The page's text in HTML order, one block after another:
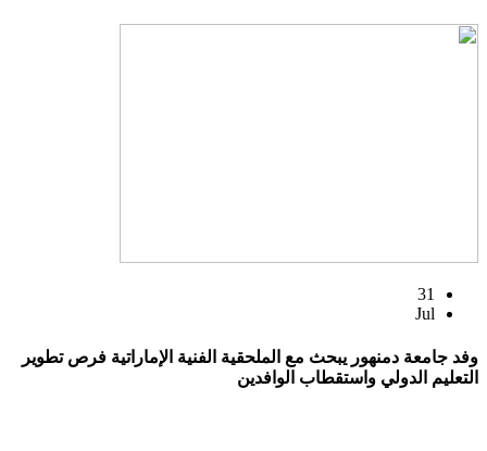
31
Jul
وفد جامعة دمنهور يبحث مع الملحقية الفنية الإماراتية فرص تطوير
التعليم الدولي واستقطاب الوافدين